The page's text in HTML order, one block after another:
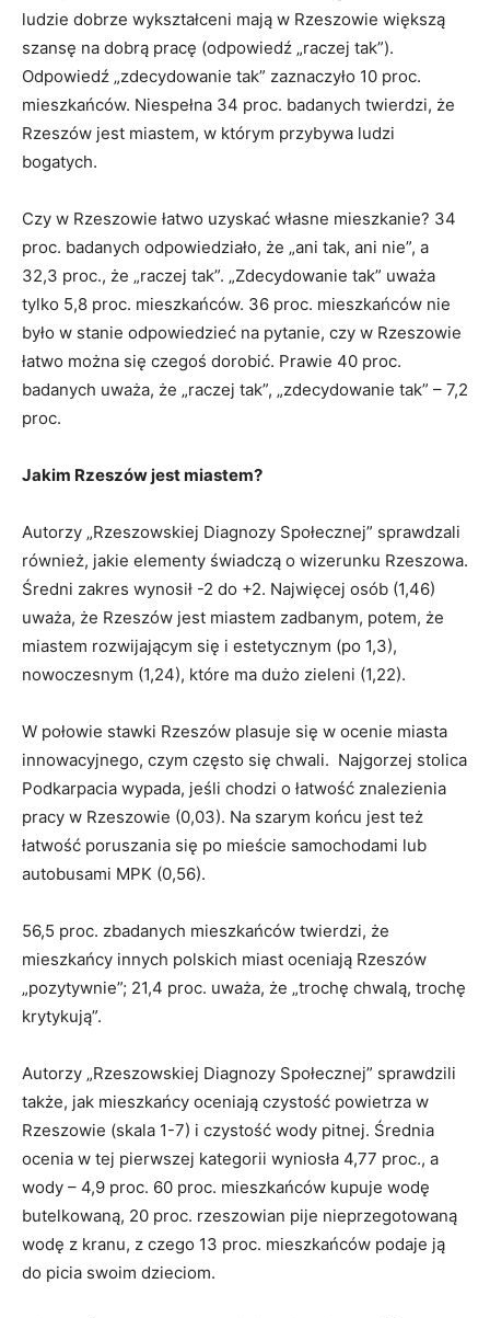
ludzie dobrze wykształceni mają w Rzeszowie większą
szansę na dobrą pracę (odpowiedź „raczej tak”).
Odpowiedź „zdecydowanie tak” zaznaczyło 10 proc.
mieszkańców. Niespełna 34 proc. badanych twierdzi, że
Rzeszów jest miastem, w którym przybywa ludzi
bogatych.
Czy w Rzeszowie łatwo uzyskać własne mieszkanie? 34
proc. badanych odpowiedziało, że „ani tak, ani nie”, a
32,3 proc., że „raczej tak”. „Zdecydowanie tak” uważa
tylko 5,8 proc. mieszkańców. 36 proc. mieszkańców nie
było w stanie odpowiedzieć na pytanie, czy w Rzeszowie
łatwo można się czegoś dorobić. Prawie 40 proc.
badanych uważa, że „raczej tak”, „zdecydowanie tak” – 7,2
proc.
Jakim Rzeszów jest miastem?
Autorzy „Rzeszowskiej Diagnozy Społecznej” sprawdzali
również, jakie elementy świadczą o wizerunku Rzeszowa.
Średni zakres wynosił -2 do +2. Najwięcej osób (1,46)
uważa, że Rzeszów jest miastem zadbanym, potem, że
miastem rozwijającym się i estetycznym (po 1,3),
nowoczesnym (1,24), które ma dużo zieleni (1,22).
W połowie stawki Rzeszów plasuje się w ocenie miasta
innowacyjnego, czym często się chwali. Najgorzej stolica
Podkarpacia wypada, jeśli chodzi o łatwość znalezienia
pracy w Rzeszowie (0,03). Na szarym końcu jest też
łatwość poruszania się po mieście samochodami lub
autobusami MPK (0,56).
56,5 proc. zbadanych mieszkańców twierdzi, że
mieszkańcy innych polskich miast oceniają Rzeszów
„pozytywnie”; 21,4 proc. uważa, że „trochę chwalą, trochę
krytykują”.
Autorzy „Rzeszowskiej Diagnozy Społecznej” sprawdzili
także, jak mieszkańcy oceniają czystość powietrza w
Rzeszowie (skala 1-7) i czystość wody pitnej. Średnia
ocenia w tej pierwszej kategorii wyniosła 4,77 proc., a
wody – 4,9 proc. 60 proc. mieszkańców kupuje wodę
butelkowaną, 20 proc. rzeszowian pije nieprzegotowaną
wodę z kranu, z czego 13 proc. mieszkańców podaje ją
do picia swoim dzieciom.